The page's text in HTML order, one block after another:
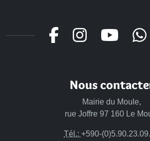
Nous
Mairie du Moule,
rue Joffre 97 160 Le
Tél.: +590-